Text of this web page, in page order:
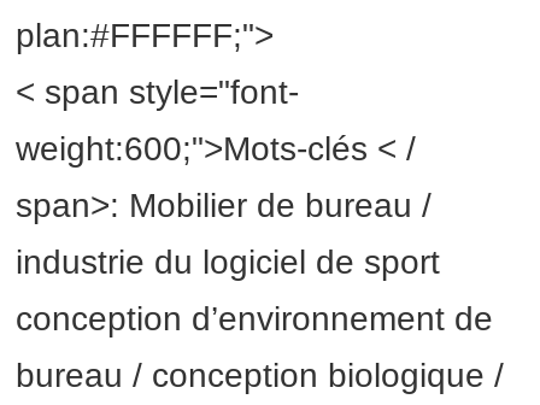
plan:#FFFFFF;">
< span style="font-
weight:600;">Mots-clés < /
span>: Mobilier de bureau /
industrie du logiciel de sport
conception d’environnement de
bureau / conception biologique /